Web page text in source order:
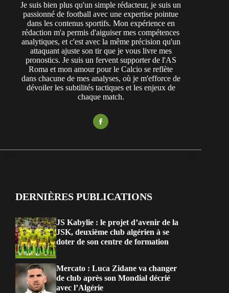
Je suis bien plus qu'un simple rédacteur, je suis un
passionné de football avec une expertise pointue
dans les contenus sportifs. Mon expérience en
rédaction m'a permis d'aiguiser mes compétences
analytiques, et c'est avec la même précision qu'un
attaquant ajuste son tir que je vous livre mes
pronostics. Je suis un fervent supporter de l'AS
Roma et mon amour pour le Calcio se reflète
dans chacune de mes analyses, où je m'efforce de
dévoiler les subtilités tactiques et les enjeux de
chaque match.
DERNIÈRES PUBLICATIONS
JS Kabylie : le projet d’avenir de la
JSK, deuxième club algérien à se
doter de son centre de formation
Mercato : Luca Zidane va changer
de club après son Mondial décrié
avec l’Algérie